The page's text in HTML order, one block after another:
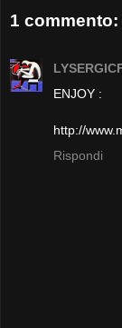
1 commento:
ENJOY :
http://
Rispondi